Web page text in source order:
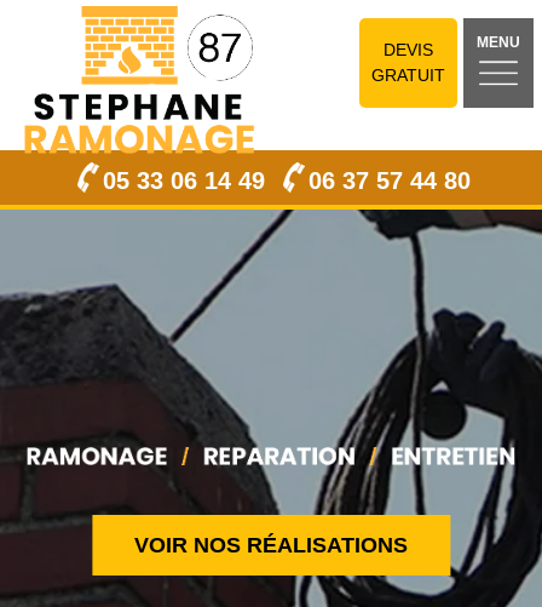
DEVIS
GRATUIT
MENU
05 33 06 14 49 06 37 57 44 80
VOIR NOS RÉALISATIONS